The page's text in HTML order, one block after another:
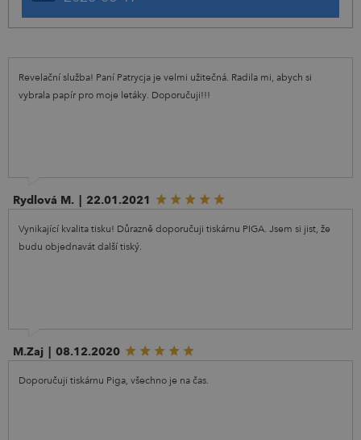
Revelační služba! Paní Patrycja je velmi užitečná. Radila mi, abych si
vybrala papír pro moje letáky. Doporučuji!!!
Rydlová M. | 22.01.2021
Vynikající kvalita tisku! Důrazně doporučuji tiskárnu PIGA. Jsem si jist, že
budu objednavát další tiský.
M.Zaj | 08.12.2020
Doporučuji tiskárnu Piga, všechno je na čas.